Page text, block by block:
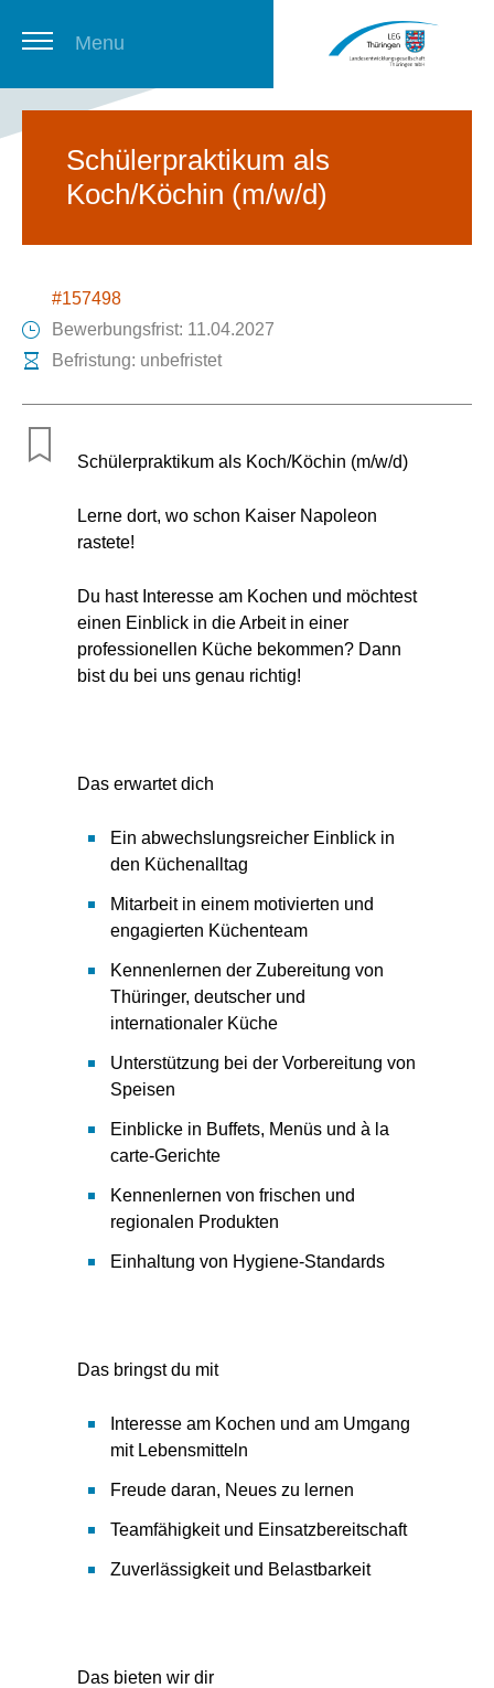
Menu
Newsletter
Schülerpraktikum als
Koch/Köchin (m/w/d)
#157498
Bewerbungsfrist: 11.04.2027
Befristung: unbefristet
Schülerpraktikum als Koch/Köchin (m/w/d)
Lerne dort, wo schon Kaiser Napoleon
rastete!
Du hast Interesse am Kochen und möchtest
einen Einblick in die Arbeit in einer
professionellen Küche bekommen? Dann
bist du bei uns genau richtig!
Das erwartet dich
Ein abwechslungsreicher Einblick in
den Küchenalltag
Mitarbeit in einem motivierten und
engagierten Küchenteam
Kennenlernen der Zubereitung von
Thüringer, deutscher und
internationaler Küche
Unterstützung bei der Vorbereitung von
Speisen
Einblicke in Buffets, Menüs und à la
carte-Gerichte
Kennenlernen von frischen und
regionalen Produkten
Einhaltung von Hygiene-Standards
Das bringst du mit
Interesse am Kochen und am Umgang
mit Lebensmitteln
Freude daran, Neues zu lernen
Teamfähigkeit und Einsatzbereitschaft
Zuverlässigkeit und Belastbarkeit
Das bieten wir dir